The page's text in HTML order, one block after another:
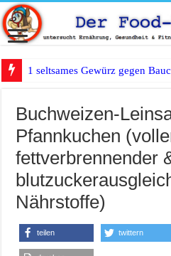
1 seltsames Gewürz gegen
Buchweizen-
Pfannkuchen
fettverbrennender
Nährstoffe)
teilen twittern